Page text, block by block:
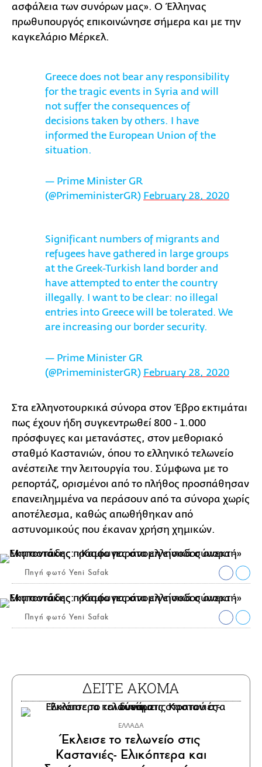
ασφάλεια των συνόρων μας». Ο Έλληνας
πρωθυπουργός επικοινώνησε σήμερα και με την
καγκελάριο Μέρκελ.
Greece does not bear any responsibility
for the tragic events in Syria and will
not suffer the consequences of
decisions taken by others. I have
informed the European Union of the
situation.
— Prime Minister GR
(@PrimeministerGR) February 28, 2020
Significant numbers of migrants and
refugees have gathered in large groups
at the Greek-Turkish land border and
have attempted to enter the country
illegally. I want to be clear: no illegal
entries into Greece will be tolerated. We
are increasing our border security.
— Prime Minister GR
(@PrimeministerGR) February 28, 2020
Στα ελληνοτουρκικά σύνορα στον Έβρο εκτιμάται
πως έχουν ήδη συγκεντρωθεί 800 - 1.000
πρόσφυγες και μετανάστες, στον μεθοριακό
σταθμό Καστανιών, όπου το ελληνικό τελωνείο
ανέστειλε την λειτουργία του. Σύμφωνα με το
ρεπορτάζ, ορισμένοι από το πλήθος προσπάθησαν
επανειλημμένα να περάσουν από τα σύνορα χωρίς
αποτέλεσμα, καθώς απωθήθηκαν από
αστυνομικούς που έκαναν χρήση χημικών.
Πηγή φωτό Yeni Safak
Πηγή φωτό Yeni Safak
ΔΕΙΤΕ ΑΚΟΜΑ
ΕΛΛΑΔΑ
Έκλεισε το τελωνείο στις
Καστανιές- Ελικόπτερα και